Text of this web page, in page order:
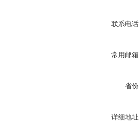
联系电话
常用邮箱
省份
详细地址